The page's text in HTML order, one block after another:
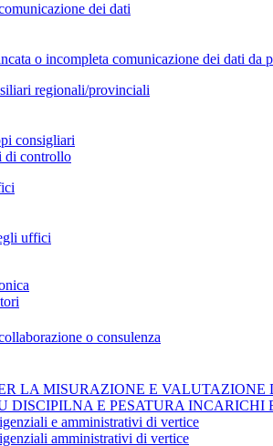
dei dati
o incompleta comunicazione dei dati
regionali/provinciali
consigliari
di controllo
uffici
o consulenza
LA MISURAZIONE E VALUTAZIONE
DISCIPILNA E PESATURA INCARICHI
e amministrativi di vertice
amministrativi di vertice